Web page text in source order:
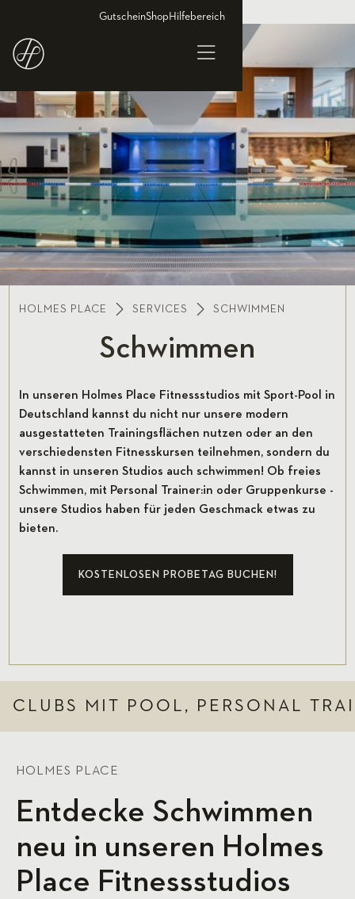
GutscheinShop Hilfebereich
HOLMES PLACE SERVICES SCHWIMMEN
Schwimmen
In unseren Holmes Place Fitnessstudios mit Sport-Pool in
Deutschland kannst du nicht nur unsere modern
ausgestatteten Trainingsflächen nutzen oder an den
verschiedensten Fitnesskursen teilnehmen, sondern du
kannst in unseren Studios auch schwimmen! Ob freies
Schwimmen, mit Personal Trainer:in oder Gruppenkurse -
unsere Studios haben für jeden Geschmack etwas zu
bieten.
KOSTENLOSEN PROBETAG BUCHEN!
CLUBS MIT POOL, PERSONAL
HOLMES PLACE
Entdecke Schwimmen
neu in unseren Holmes
Place Fitnessstudios